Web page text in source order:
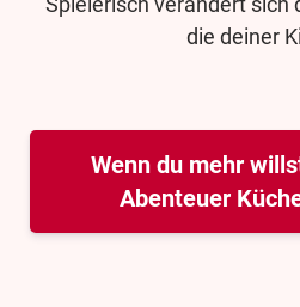
die deiner
Wenn du mehr
Abenteuer